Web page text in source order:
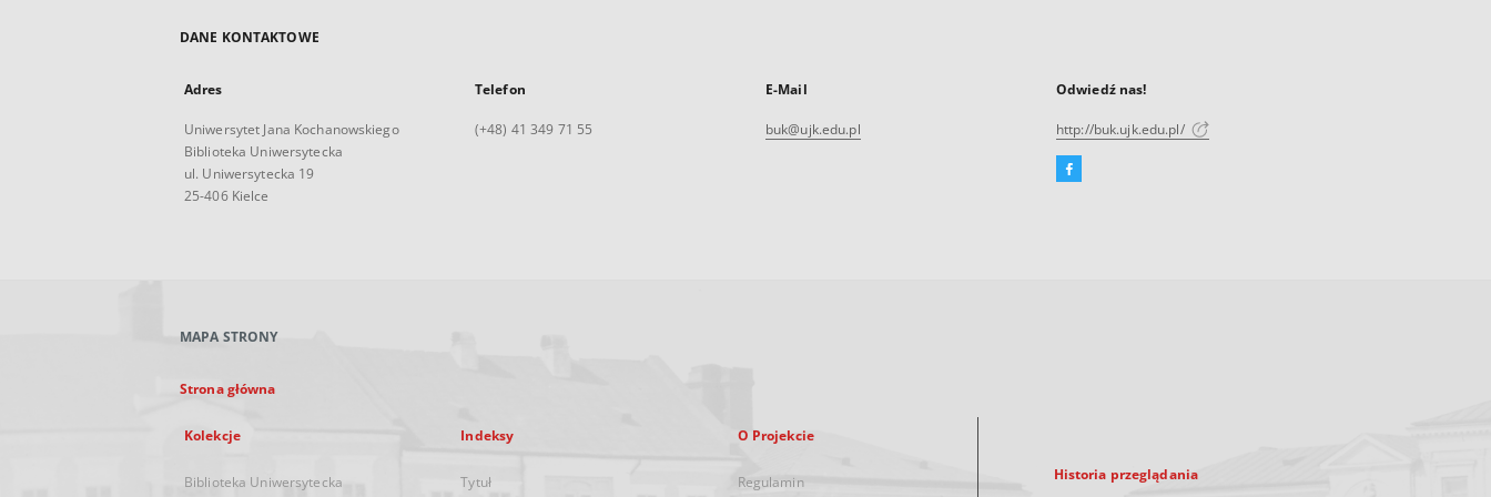
DANE KONTAKTOWE
Adres
Uniwersytet Jana Kochanowskiego
Biblioteka Uniwersytecka
ul. Uniwersytecka 19
25-406 Kielce
Telefon
(+48) 41 349 71 55
E-Mail
buk@ujk.edu.pl
Odwiedź nas!
http://buk.ujk.edu.pl/
Facebook
MAPA STRONY
Strona główna
Kolekcje
Biblioteka Uniwersytecka
Indeksy
Tytuł
O Projekcie
Regulamin Historia przeglądania